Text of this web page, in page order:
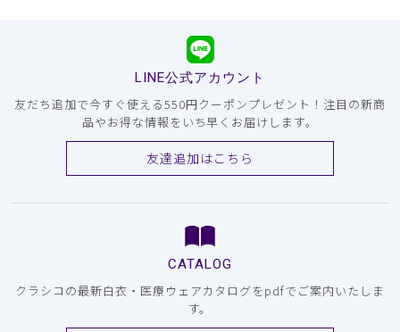
LINE公式アカウント
友だち追加で今すぐ使える550円クーポンプレゼント！注目の新商
品やお得な情報をいち早くお届けします。
友達追加はこちら
CATALOG
クラシコの最新白衣・医療ウェアカタログをpdfでご案内いたしま
す。